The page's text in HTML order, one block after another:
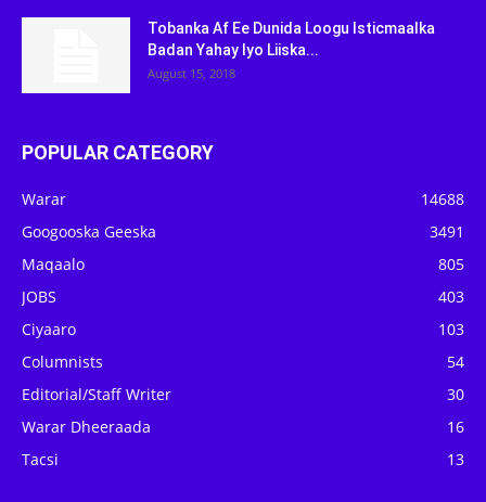
Tobanka Af Ee Dunida Loogu Isticmaalka
Badan Yahay Iyo Liiska...
August 15, 2018
POPULAR CATEGORY
Warar
14688
Googooska Geeska
3491
Maqaalo
805
JOBS
403
Ciyaaro
103
Columnists
54
Editorial/Staff Writer
30
Warar Dheeraada
16
Tacsi
13